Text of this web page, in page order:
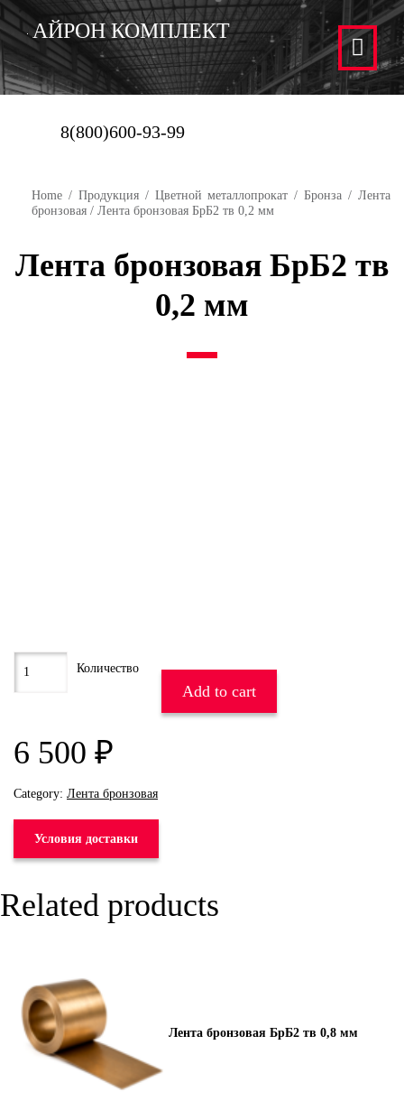
АЙРОН КОМПЛЕКТ
8(800)600-93-99
Home / Продукция/ Цветной металлопрокат /Бронза /Лента
бронзовая / Лента бронзовая БрБ2 тв 0,2 мм
Лента бронзовая БрБ2 тв
0,2 мм
6 500 ₽
Add to cart
Category: Лента бронзовая
Условия доставки
Related products
Лента бронзовая БрБ2 тв 0,8 мм